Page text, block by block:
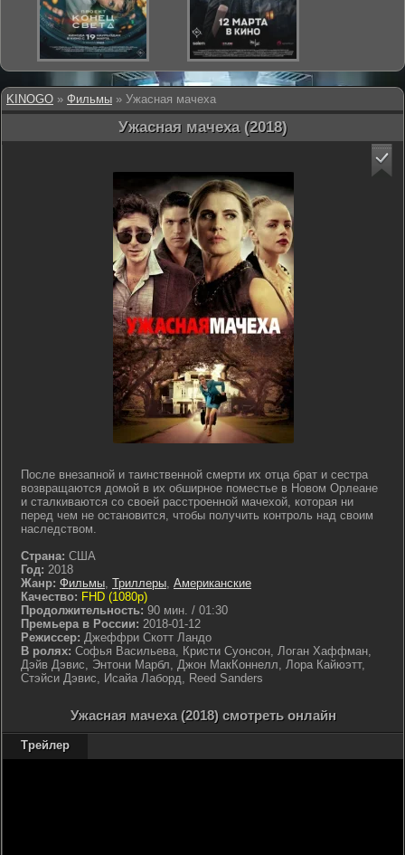
KINOGO » Фильмы » Ужасная мачеха
Ужасная мачеха (2018)
После внезапной и таинственной смерти их отца брат и сестра
возвращаются домой в их обширное поместье в Новом Орлеане
и сталкиваются со своей расстроенной мачехой, которая ни
перед чем не остановится, чтобы получить контроль над своим
наследством.
Страна: США
Год: 2018
Жанр: Фильмы, Триллеры, Американские
Качество: FHD (1080p)
Продолжительность: 90 мин. / 01:30
Премьера в России: 2018-01-12
Режиссер: Джеффри Скотт Ландо
В ролях: Софья Васильева, Кристи Суонсон, Логан Хаффман,
Дэйв Дэвис, Энтони Марбл, Джон МакКоннелл, Лора Кайюэтт,
Стэйси Дэвис, Исайа Лаборд, Reed Sanders
Ужасная мачеха (2018) смотреть онлайн
Трейлер